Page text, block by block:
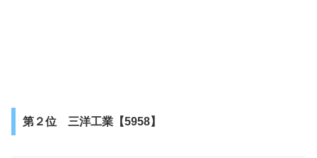
第２位 三洋工業【5958】